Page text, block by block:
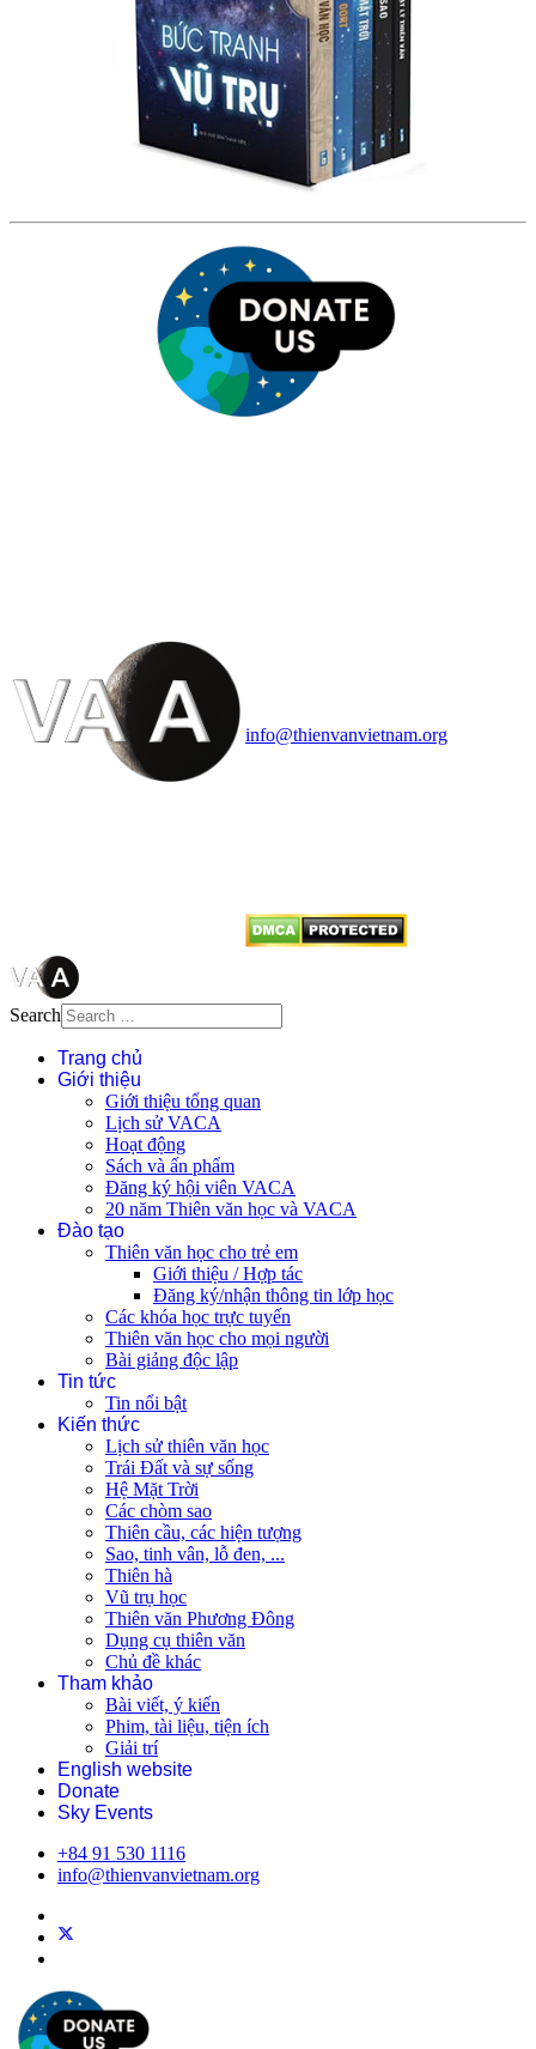
info@thienvanvietnam.org
Search
Trang chủ
Giới thiệu
Giới thiệu tổng quan
Lịch sử VACA
Hoạt động
Sách và ấn phẩm
Đăng ký hội viên VACA
20 năm Thiên văn học và VACA
Đào tạo
Thiên văn học cho trẻ em
Giới thiệu / Hợp tác
Đăng ký/nhận thông tin lớp học
Các khóa học trực tuyến
Thiên văn học cho mọi người
Bài giảng độc lập
Tin tức
Tin nổi bật
Kiến thức
Lịch sử thiên văn học
Trái Đất và sự sống
Hệ Mặt Trời
Các chòm sao
Thiên cầu, các hiện tượng
Sao, tinh vân, lỗ đen, ...
Thiên hà
Vũ trụ học
Thiên văn Phương Đông
Dụng cụ thiên văn
Chủ đề khác
Tham khảo
Bài viết, ý kiến
Phim, tài liệu, tiện ích
Giải trí
English website
Donate
Sky Events
+84 91 530 1116
info@thienvanvietnam.org